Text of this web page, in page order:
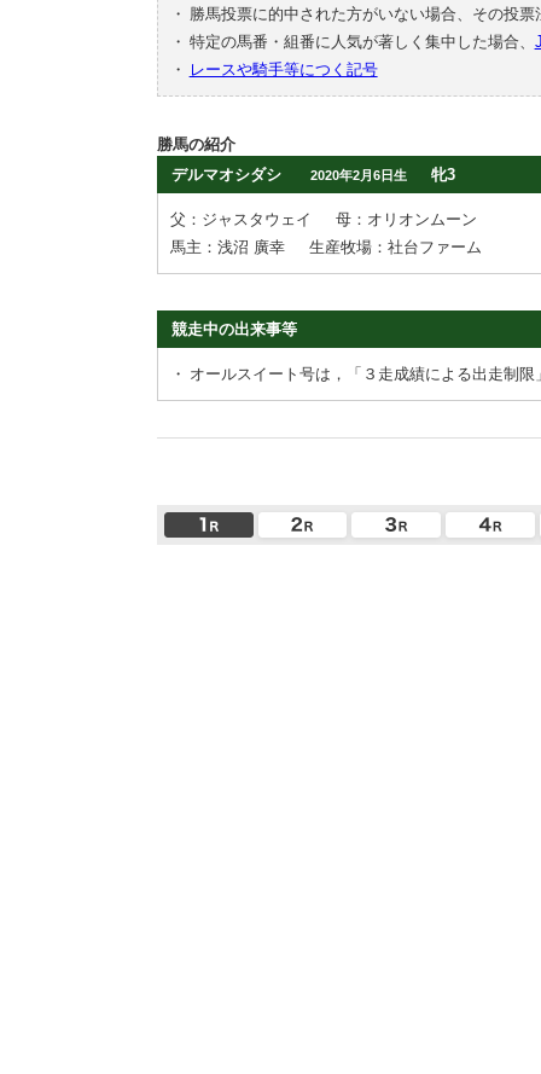
・
勝馬投票に的中された方がいない場合、その投
・ 特定の馬番・組番に人気が著しく集中した場合、
・
レースや騎手等につく記号
勝馬の紹介
デルマオシダシ
2020年2月6日生 牝3
父：ジャスタウェイ
母：オリオンムーン
馬主：浅沼 廣幸
生産牧場：社台ファーム
競走中の出来事等
・ オールスイート号は，「３走成績による出走制